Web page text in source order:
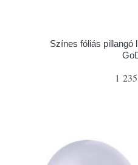
Színes fóliás pillangó
1